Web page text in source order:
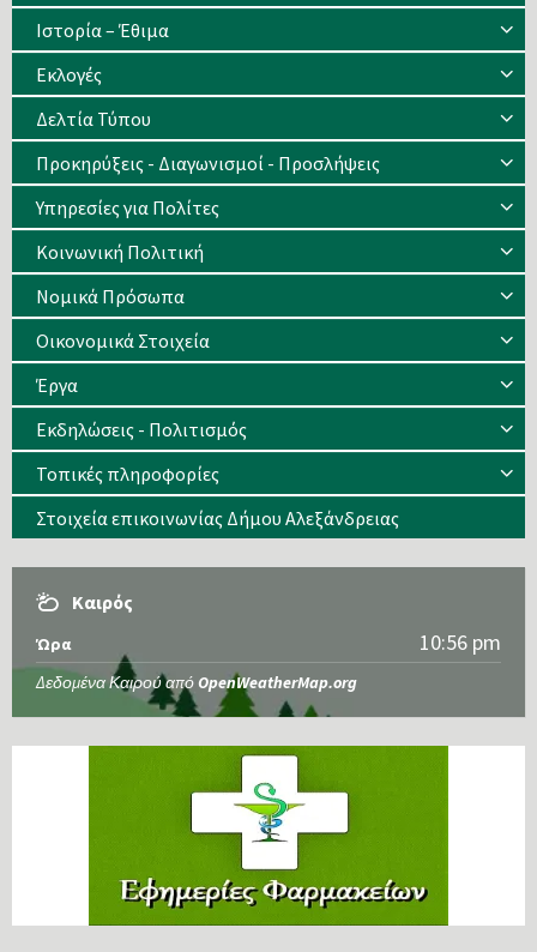
Ιστορία – Έθιμα
Eκλογές
Δελτία Τύπου
Προκηρύξεις - Διαγωνισμοί - Προσλήψεις
Υπηρεσίες για Πολίτες
Κοινωνική Πολιτική
Νομικά Πρόσωπα
Οικονομικά Στοιχεία
Έργα
Εκδηλώσεις - Πολιτισμός
Τοπικές πληροφορίες
Στοιχεία επικοινωνίας Δήμου Αλεξάνδρειας
Καιρός
Ώρα 10:56 pm
Δεδομένα Καιρού από OpenWeatherMap.org